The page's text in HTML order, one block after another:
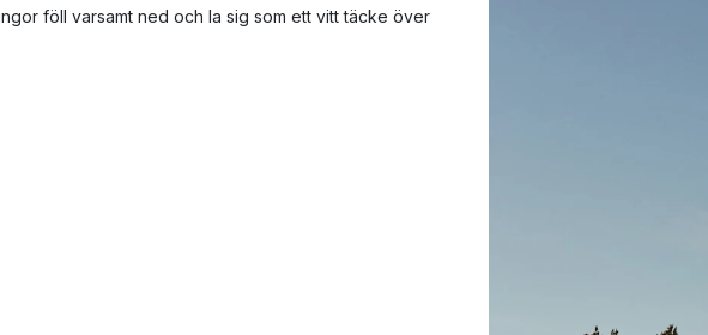
föll varsamt ned och la sig som ett vitt täcke över